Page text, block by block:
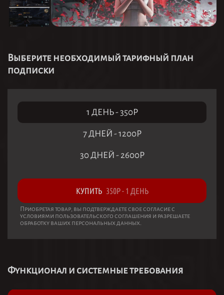
Выберите необходимый тарифный план
подписки
1 ДЕНЬ-350Р
7 ДНЕЙ -1200 Р
30 ДНЕЙ - 2600 Р
КУПИТЬ 350Р- 1 ДЕНЬ
Приобретая товар, вы подтверждаете свое согласие с
условиями пользовательского соглашения и разрешаете
обработку ваших персональных данных.
Функционал и системные требования